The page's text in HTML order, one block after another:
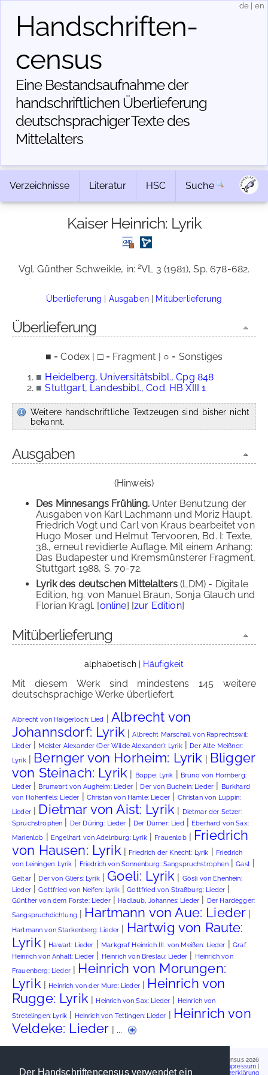
Der Handschriftencensus verwendet ein
Handschriften­
census
Eine Bestandsaufnahme der
handschriftlichen Über­lieferung
deutschsprachiger Texte des
Mittelalters
de en
Verzeichnisse Literatur HSC Suche
Kaiser Heinrich: Lyrik
Vgl. Günther Schweikle, in:2VL 3 (1981), Sp. 678-682.
Überlieferung | Ausgaben| Mitüberlieferung
Überlieferung
■ = Codex | □ = Fragment | ○ = Sonstiges
■ Heidelberg, Universitätsbibl., Cpg 848
■ Stuttgart, Landesbibl., Cod. HB XIII 1
Weitere handschriftliche Textzeugen sind bisher nicht
bekannt.
Ausgaben
(Hinweis)
Des Minnesangs Frühling.Unter Benutzung der
Ausgaben von Karl Lachmann und Moriz Haupt,
Friedrich Vogt und Carl von Kraus bearbeitet von
Hugo Moser und Helmut Tervooren, Bd. I: Texte,
38., erneut revidierte Auflage. Mit einem Anhang:
Das Budapester und Kremsmünsterer Fragment,
Stuttgart 1988, S. 70-72.
Lyrik des deutschen Mittelalters (LDM) - Digitale
Edition, hg. von Manuel Braun, Sonja Glauch und
Florian Kragl. [online] [zur Edition]
Mitüberlieferung
alphabetisch| Häufigkeit
Mit diesem Werk sind mindestens 145 weitere
deutschsprachige Werke überliefert.
Albrecht von Haigerloch: Lied |Albrecht von
Johannsdorf: Lyrik|Albrecht Marschall von Raprechtswil:
Lieder| Meister Alexander (Der Wilde Alexander): Lyrik| Der Alte Meißner:
Lyrik| Bernger von Horheim: Lyrik | Bligger
von Steinach: Lyrik | Boppe: Lyrik | Bruno von Hornberg:
Lieder| Brunwart von Augheim: Lieder| Der von Buchein: Lieder | Burkhard
von Hohenfels: Lieder | Christan von Hamle: Lieder | Christan von Luppin:
Lieder| Dietmar von Aist: Lyrik | Dietmar der Setzer:
Spruchstrophen | Der Düring: Lieder | Der Dürner: Lied| Eberhard von Sax:
Marienlob | Engelhart von Adelnburg: Lyrik| Frauenlob| Friedrich
von Hausen: Lyrik| Friedrich der Knecht: Lyrik | Friedrich
von Leiningen: Lyrik | Friedrich von Sonnenburg: Sangspruchstrophen|Gast|
Geltar| Der von Gliers: Lyrik| Goeli: Lyrik | Gösli von Ehenhein:
Lieder|Gottfried von Neifen: Lyrik|Gottfried von Straßburg: Lieder |
Günther von dem Forste: Lieder| Hadlaub, Johannes: Lieder | Der Hardegger:
Sangspruchdichtung | Hartmann von Aue: Lieder |
Hartmann von Starkenberg: Lieder | Hartwig von Raute:
Lyrik| Hawart: Lieder | Markgraf Heinrich III. von Meißen: Lieder |Graf
Heinrich von Anhalt: Lieder | Heinrich von Breslau: Lieder | Heinrich von
Frauenberg: Lieder| Heinrich von Morungen:
Lyrik| Heinrich von der Mure: Lieder| Heinrich von
Rugge: Lyrik| Heinrich von Sax: Lieder | Heinrich von
Stretelingen: Lyrik | Heinrich von Tettingen: Lieder | Heinrich von
Veldeke: Lieder | ...
Handschriftencensus 2026
Impressum
Datenschutzerklärung